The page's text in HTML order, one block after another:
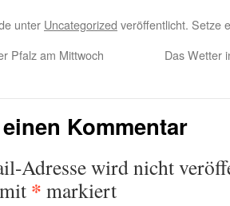
unter Uncategorized veröffentlicht. Setze
Pfalz am Mittwoch
Das Wetter
Kommentar
Adresse wird nicht
* markiert